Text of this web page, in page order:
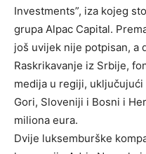
Investments”, iza kojeg
grupa Alpac Capital.
još uvijek nije potpisan, a
Raskrikavanje iz Srbije,
medija u regiji, uključujući
Gori, Sloveniji i Bosni i
miliona eura.
Dvije luksemburške